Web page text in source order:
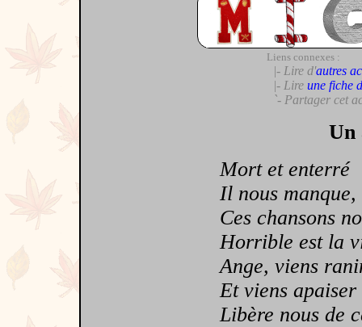
Liens connexes :
|- Lire d'autres
|- Lire une fiche
`- Partager cet
Un
Mort et enterré
Il nous manque,
Ces chansons
Horrible est la
Ange, viens
Et viens apaiser
Libère nous de